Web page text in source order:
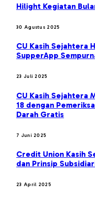
Hilight Kegiatan
30 Agustus 2025
CU Kasih Sejahtera
SupperApp
23 Juli 2025
CU Kasih Sejahtera
18 dengan
Darah Gratis
7 Juni 2025
Credit Union Kasih
dan Prinsip
23 April 2025